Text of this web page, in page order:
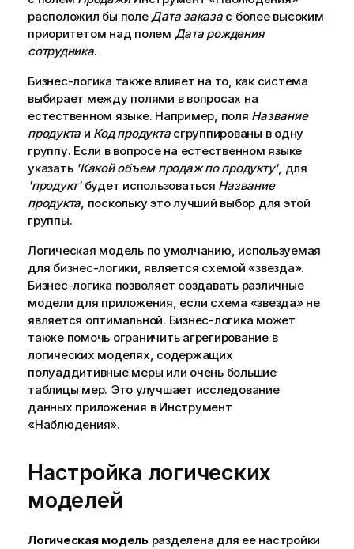
расположил бы полеДата заказас более высоким
приоритетом над полем Дата рождения
сотрудника.
Бизнес-логика также влияет на то, как система
выбирает между полями в вопросах на
естественном языке. Например, поля Название
продукта и Код продуктасгруппированы в одну
группу. Если в вопросе на естественном языке
указать 'Какой объем продаж по продукту', для
'продукт'будет использоваться Название
продукта, поскольку это лучший выбор для этой
группы.
Логическая модель по умолчанию, используемая
для бизнес-логики, является схемой «звезда».
Бизнес-логика позволяет создавать различные
модели для приложения, если схема «звезда» не
является оптимальной. Бизнес-логика может
также помочь ограничить агрегированиев
логических моделях, содержащих
полуаддитивные меры или очень большие
таблицы мер. Это улучшает исследование
данных приложения в Инструмент
«Наблюдения».
Настройка логических
моделей
Логическая модельразделена для ее настройки